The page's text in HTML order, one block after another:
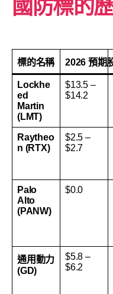
國防標的
標的名稱 2026 預期
Lockhe
ed
Martin
(LMT)
$13.5 –
$14.2
Raytheo
n (RTX)
$2.5 –
$2.7
Palo
Alto
(PANW)
$0.0
通用動力
(GD)
$5.8 –
$6.2